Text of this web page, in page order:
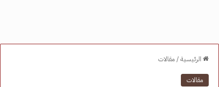
الرئيسية/ مقالات
مقالات